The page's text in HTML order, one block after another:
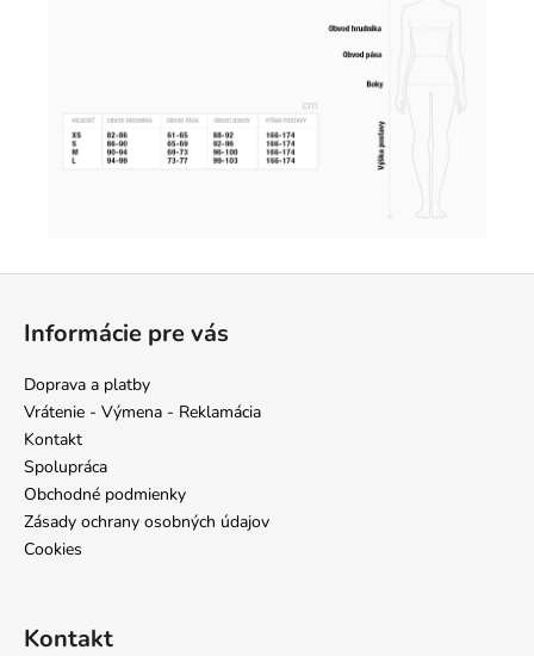
Informácie pre vás
Doprava a platby
Vrátenie - Výmena - Reklamácia
Kontakt
Spolupráca
Obchodné podmienky
Zásady ochrany osobných údajov
Cookies
Kontakt